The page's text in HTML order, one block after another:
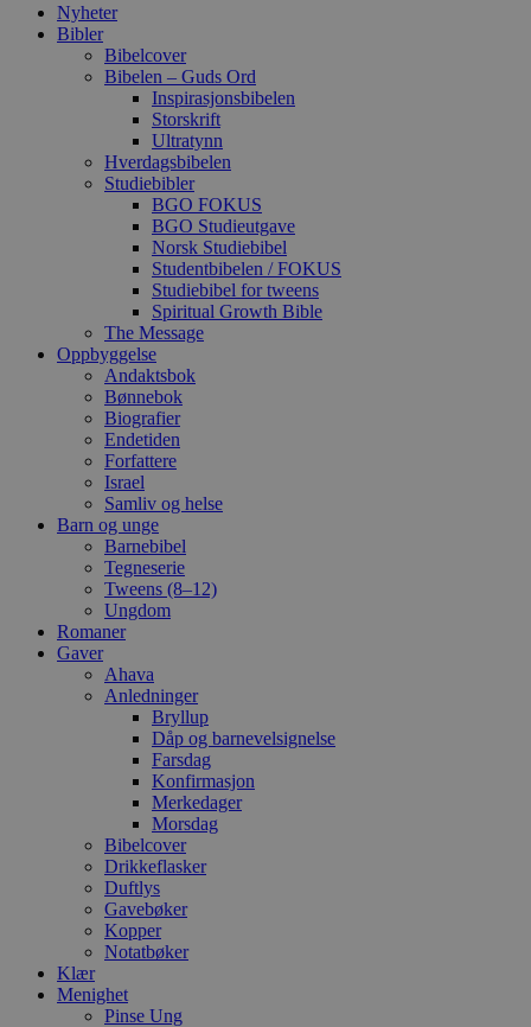
Nyheter
Bibler
Bibelcover
Bibelen – Guds Ord
Inspirasjonsbibelen
Storskrift
Ultratynn
Hverdagsbibelen
Studiebibler
BGO FOKUS
BGO Studieutgave
Norsk Studiebibel
Studentbibelen / FOKUS
Studiebibel for tweens
Spiritual Growth Bible
The Message
Oppbyggelse
Andaktsbok
Bønnebok
Biografier
Endetiden
Forfattere
Israel
Samliv og helse
Barn og unge
Barnebibel
Tegneserie
Tweens (8–12)
Ungdom
Romaner
Gaver
Ahava
Anledninger
Bryllup
Dåp og barnevelsignelse
Farsdag
Konfirmasjon
Merkedager
Morsdag
Bibelcover
Drikkeflasker
Duftlys
Gavebøker
Kopper
Notatbøker
Klær
Menighet
Pinse Ung